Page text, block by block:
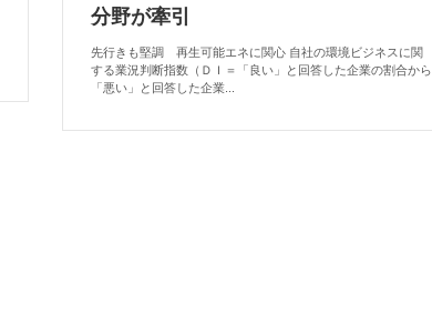
分野が牽引
先行きも堅調 再生可能エネに関心 自社の環境ビジネスに関
する業況判断指数（ＤＩ＝「良い」と回答した企業の割合から
「悪い」と回答した企業...